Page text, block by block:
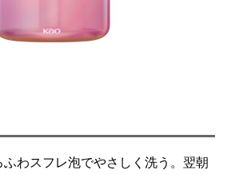
わスフレ泡でやさしく洗う。翌朝